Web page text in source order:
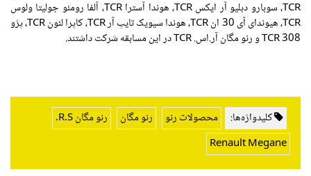
TCR، سوبارو دبلیو آر ایکس TCR، هوندا آسترا TCR، آلفا رومئو جولیتا ولوس
TCR، هیوندای آی 30 ان TCR، هوندا سیویک تایپ آر TCR، کاپرا لئون TCR، پژو
308 TCR و رنو مگان آر.اس. TCR در این مسابقه شرکت داشتند.
کلیدواژه‌ها: محصولات رنو رنو مگان
رنو مگان R.S.
Renault Megane